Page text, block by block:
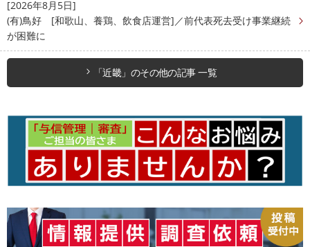
[2026年8月5日]
(有)鳥好 [和歌山、養鶏、飲食店運営]／前代表死去受け事業継続
が困難に
「近畿」のその他の記事 一覧